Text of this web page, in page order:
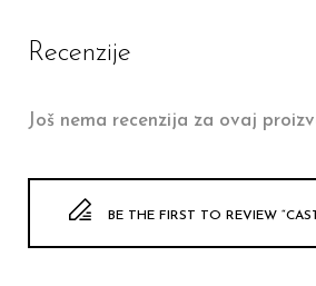
Recenzije
Još nema recenzija za ovaj
BE THE FIRST TO REVIEW